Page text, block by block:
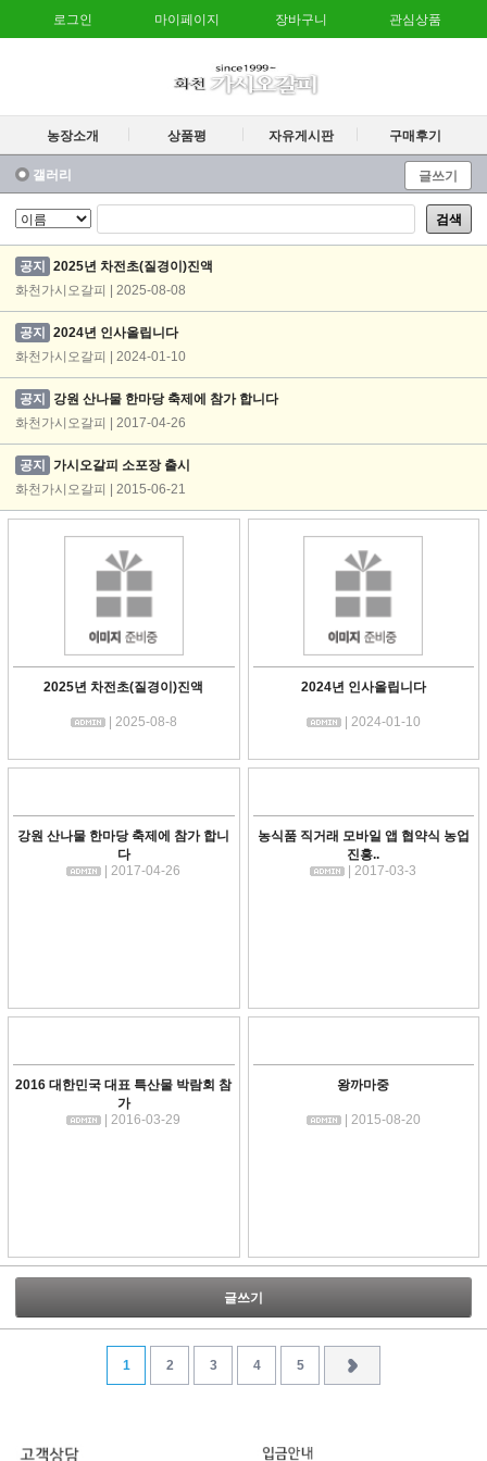
로그인 마이페이지 장바구니 관심상품
농장소개 상품평 자유게시판 구매후기
갤러리 글쓰기
검색
공지
2025년 차전초(질경이)진액
화천가시오갈피 | 2025-08-08
공지
2024년 인사올립니다
화천가시오갈피 | 2024-01-10
공지
강원 산나물 한마당 축제에 참가 합니다
화천가시오갈피 | 2017-04-26
공지
가시오갈피 소포장 출시
화천가시오갈피 | 2015-06-21
2025년 차전초(질경이)진액
| 2025-08-8
2024년 인사올립니다
| 2024-01-10
강원 산나물 한마당 축제에 참가 합니
다
| 2017-04-26
농식품 직거래 모바일 앱 협약식 농업
진흥..
| 2017-03-3
2016 대한민국 대표 특산물 박람회 참
가
| 2016-03-29
왕까마중
| 2015-08-20
글쓰기
1 2 3 4 5